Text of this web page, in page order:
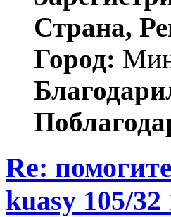
Страна,
Город:
Re:
kuasy 105/32